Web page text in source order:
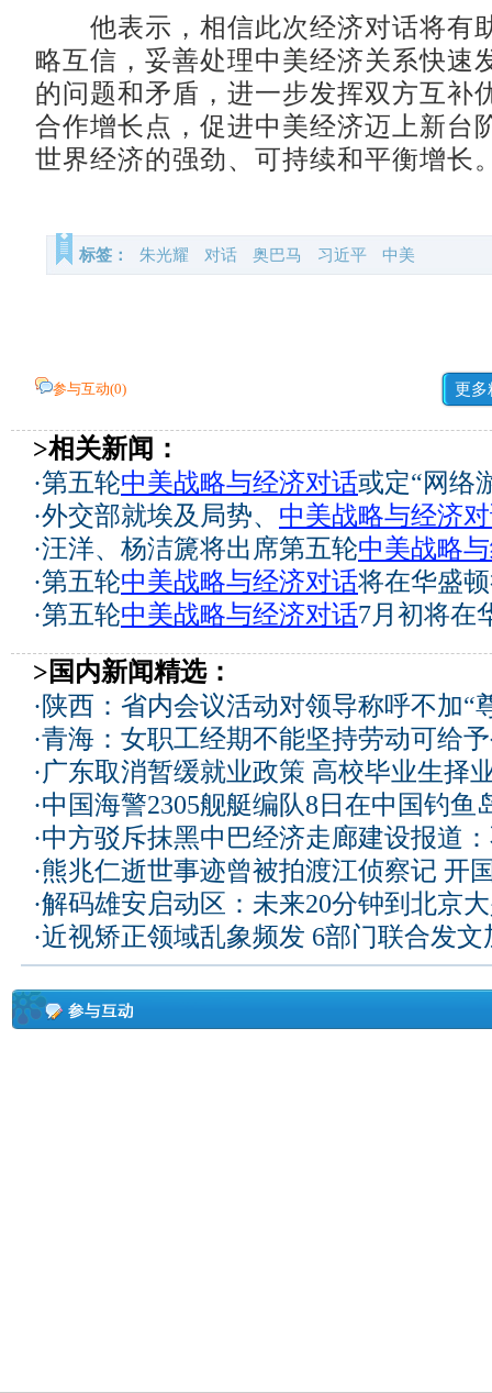
他表示，相信此次经济对话将有
略互信，妥善处理中美经济关系快速
的问题和矛盾，进一步发挥双方互补
合作增长点，促进中美经济迈上新台
世界经济的强劲、可持续和平衡增长
标签： 朱光耀 对话 奥巴马 习近平 中美
参与互动(0) 更多
>相关新闻：
·第五轮中美战略与经济对话或定“网络
·外交部就埃及局势、 中美战略与经济
·汪洋、杨洁篪将出席第五轮中美战略
·第五轮中美战略与经济对话将在华盛
·第五轮中美战略与经济对话7月初将在
>国内新闻精选：
· 陕西：省内会议活动对领导称呼不加“
·青海：女职工经期不能坚持劳动可给
·广东取消暂缓就业政策 高校毕业生择
·中国海警2305舰艇编队8日在中国钓鱼
·中方驳斥抹黑中巴经济走廊建设报道
·熊兆仁逝世事迹曾被拍渡江侦察记 开
·解码雄安启动区：未来20分钟到北京
·近视矫正领域乱象频发 6部门联合发文